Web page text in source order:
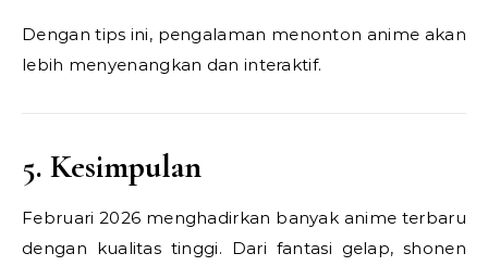
Dengan tips ini, pengalaman menonton anime akan
lebih menyenangkan dan interaktif.
5. Kesimpulan
Februari 2026 menghadirkan banyak anime terbaru
dengan kualitas tinggi. Dari fantasi gelap, shonen